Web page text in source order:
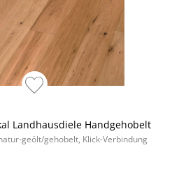
Landhausdiele Handgehobelt
geölt/gehobelt, Klick-Verbindung